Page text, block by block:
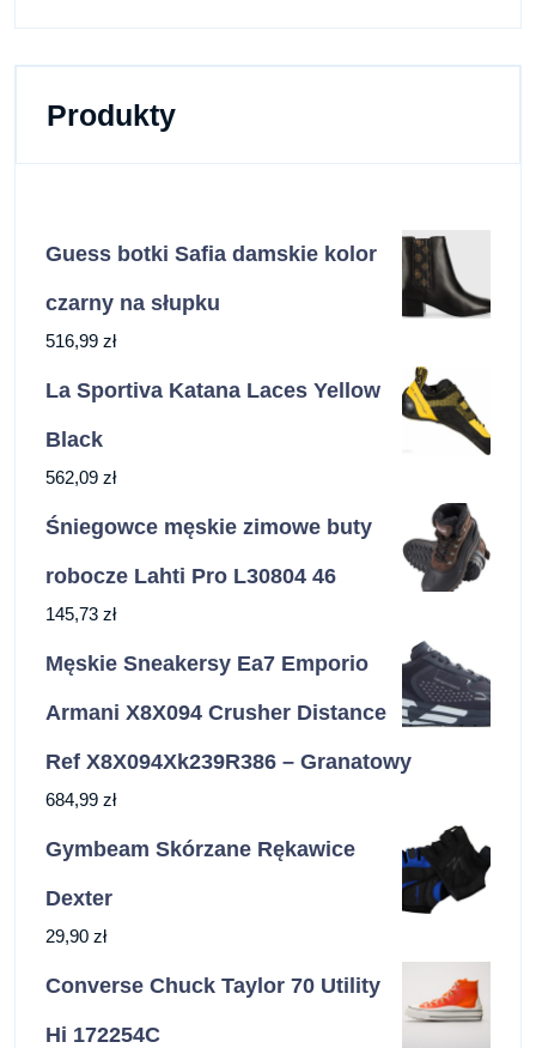
Produkty
Guess botki Safia damskie kolor
czarny na słupku
516,99 zł
La Sportiva Katana Laces Yellow
Black
562,09 zł
Śniegowce męskie zimowe buty
robocze Lahti Pro L30804 46
145,73 zł
Męskie Sneakersy Ea7 Emporio
Armani X8X094 Crusher Distance
Ref X8X094Xk239R386 – Granatowy
684,99 zł
Gymbeam Skórzane Rękawice
Dexter
29,90 zł
Converse Chuck Taylor 70 Utility
Hi 172254C